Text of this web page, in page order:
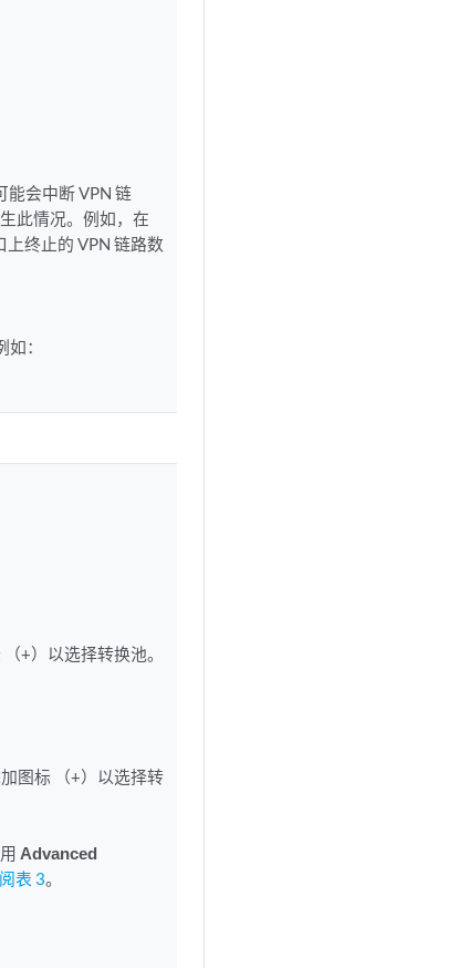
能会中断 VPN 链
此情况。例如，在
终止的 VPN 链路数
如：
+）以选择转换池。
图标 （+）以选择转
Advanced
阅表 3。